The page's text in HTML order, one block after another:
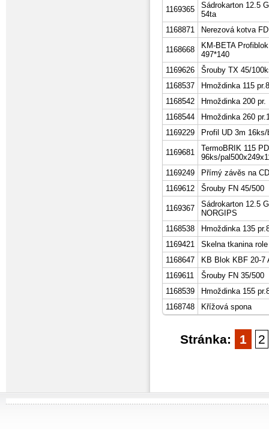
1169365
Sádrokarton 12.5
54ta
1168871
Nerezová kotva
1168668
KM-BETA
497*140
1169626
Šrouby TX 45/
1168537
Hmoždinka 115
1168542
Hmoždinka 200
1168544
Hmoždinka 260
1169229
Profil UD 3m
1169681
TermoBRIK 115
96ks/
1169249
Přímý závěs na
1169612
Šrouby FN 45/500
1169367
Sádrokarton 12.5
NORGIPS
1168538
Hmoždinka 135
1169421
Skelna tkanina
1168647
KB Blok KBF 20-7
1169611
Šrouby FN 35/500
1168539
Hmoždinka 155
1168748
Křížová spona
Stránka: 1 2